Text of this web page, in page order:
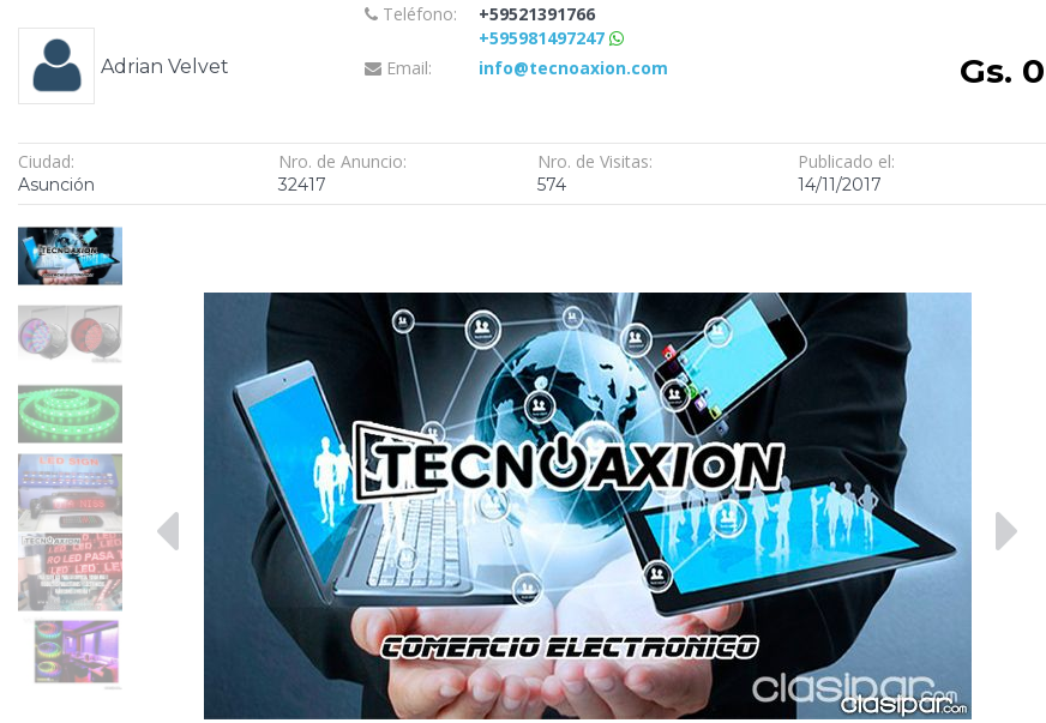
Adrian Velvet
Teléfono:
+59521391766
+595981497247
Email:
info@tecnoaxion.com Gs. 0
Ciudad:
Asunción
Nro. de Anuncio:
32417
Nro. de Visitas:
574
Publicado el:
14/11/2017